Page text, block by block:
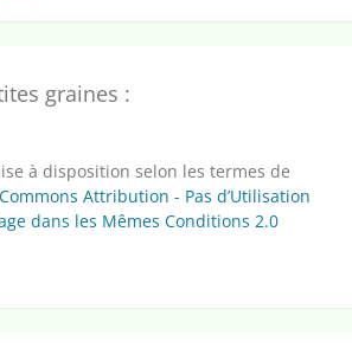
graines :
à disposition selon les termes de
Attribution - Pas d’Utilisation
dans les Mêmes Conditions 2.0